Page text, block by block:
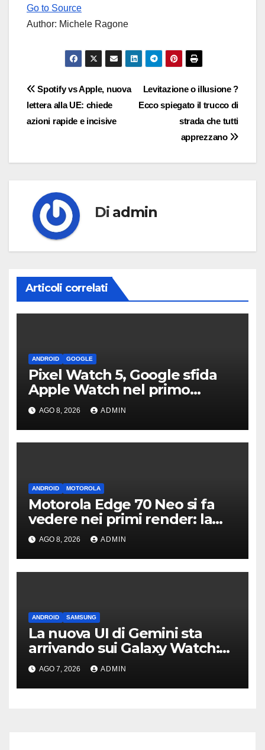
Go to Source
Author: Michele Ragone
Navigazione
articoli
Levitazione o illusione ?
Ecco spiegato il trucco di
strada che tutti
apprezzano
Spotify vs Apple, nuova
lettera alla UE: chiede
azioni rapide e incisive
Di admin
Articoli correlati
ANDROID GOOGLE
Pixel Watch 5, Google sfida
Apple Watch nel primo
teaser: “sembra un orologio”
AGO 8, 2026 ADMIN
ANDROID MOTOROLA
Motorola Edge 70 Neo si fa
vedere nei primi render: la
fotocamera è da 200 MP
AGO 8, 2026 ADMIN
ANDROID SAMSUNG
La nuova UI di Gemini sta
arrivando sui Galaxy Watch:
primi avvistamenti
AGO 7, 2026 ADMIN